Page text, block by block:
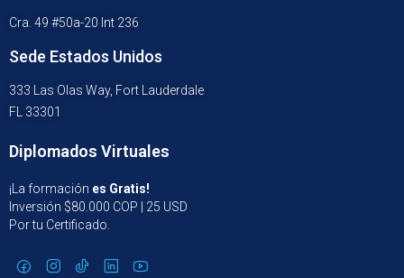
Cra. 49 #50a-20 Int 236
Sede Estados Unidos
333 Las Olas Way, Fort Lauderdale
FL 33301
Diplomados Virtuales
¡La formación es Gratis!
Inversión $80.000 COP | 25 USD
Por tu Certificado.